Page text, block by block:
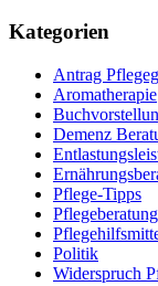
Kategorien
Antrag
Aromatherapie
Demenz
Pflege-Tipps
Pflegeberatung
Politik
Widerspruch